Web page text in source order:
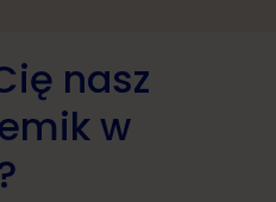
nasz
w